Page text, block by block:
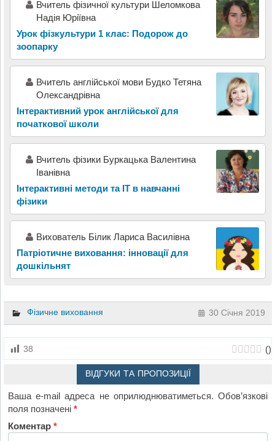
Вчитель фізичної культури Шеломкова
Надія Юріївна
Урок фізкультури 1 клас: Подорож до
зоопарку
Вчитель англійської мови Будко Тетяна
Олександрівна
Інтерактивний урок англійської для
початкової школи
Вчитель фізики Буркацька Валентина
Іванівна
Інтерактивні методи та ІТ в навчанні
фізики
Вихователь Білик Лариса Василівна
Патріотичне виховання: інновації для
дошкільнят
Фізичне виховання 30 Січня 2019
38 ()
ВІДГУКИ ТА ПРОПОЗИЦІЇ
Ваша e-mail адреса не оприлюднюватиметься. Обов’язкові
поля позначені*
Коментар*